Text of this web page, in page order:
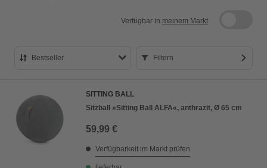
Verfügbar in meinem Markt
Bestseller
Preis aufsteigend
Preis absteigend
Bewertung
Filtern
SITTING BALL
Sitzball »Sitting Ball ALFA«, anthrazit, Ø 65 cm
59,99 €
Verfügbarkeit im Markt prüfen